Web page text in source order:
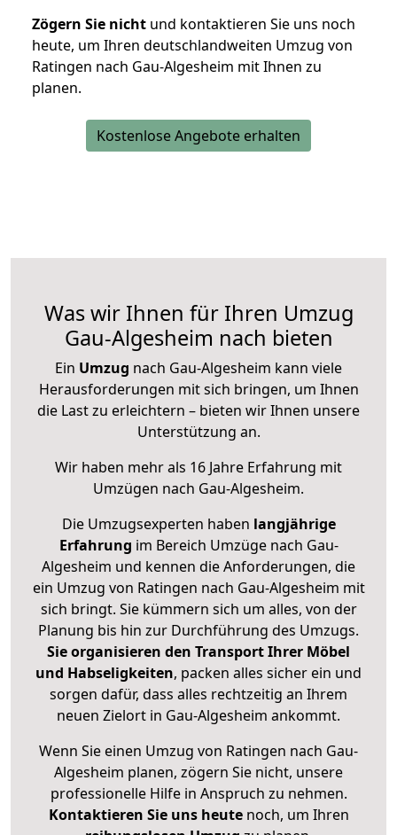
Zögern Sie nicht und kontaktieren Sie uns noch
heute, um Ihren deutschlandweiten Umzug von
Ratingen nach Gau-Algesheim mit Ihnen zu
planen.
Kostenlose Angebote erhalten
Was wir Ihnen für Ihren Umzug
Gau-Algesheim nach bieten
Ein Umzug nach Gau-Algesheim kann viele
Herausforderungen mit sich bringen, um Ihnen
die Last zu erleichtern – bieten wir Ihnen unsere
Unterstützung an.
Wir haben mehr als 16 Jahre Erfahrung mit
Umzügen nach Gau-Algesheim.
Die Umzugsexperten haben langjährige
Erfahrung im Bereich Umzüge nach Gau-
Algesheim und kennen die Anforderungen, die
ein Umzug von Ratingen nach Gau-Algesheim mit
sich bringt. Sie kümmern sich um alles, von der
Planung bis hin zur Durchführung des Umzugs.
Sie organisieren den Transport Ihrer Möbel
und Habseligkeiten, packen alles sicher ein und
sorgen dafür, dass alles rechtzeitig an Ihrem
neuen Zielort in Gau-Algesheim ankommt.
Wenn Sie einen Umzug von Ratingen nach Gau-
Algesheim planen, zögern Sie nicht, unsere
professionelle Hilfe in Anspruch zu nehmen.
Kontaktieren Sie uns heutenoch, um Ihren